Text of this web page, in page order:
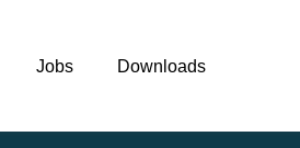
Jobs Downloads